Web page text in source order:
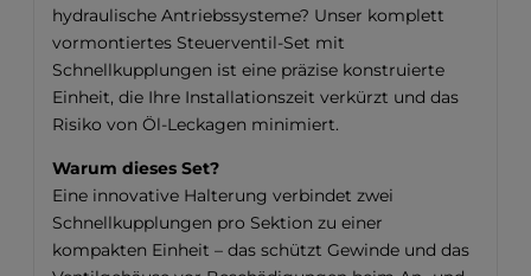
hydraulische Antriebssysteme? Unser komplett
vormontiertes Steuerventil-Set mit
Schnellkupplungen ist eine präzise konstruierte
Einheit, die Ihre Installationszeit verkürzt und das
Risiko von Öl-Leckagen minimiert.
Warum dieses Set?
Eine innovative Halterung verbindet zwei
Schnellkupplungen pro Sektion zu einer
kompakten Einheit – das schützt Gewinde und das